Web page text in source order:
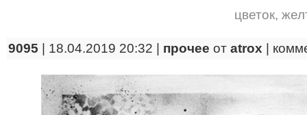
цветок,
9095 | 18.04.2019 20:32 | прочее от atrox